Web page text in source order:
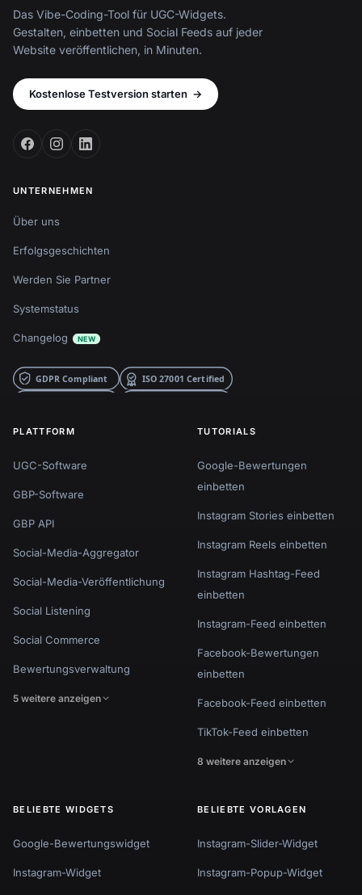
Das Vibe-Coding-Tool für UGC-Widgets.
Gestalten, einbetten und Social Feeds auf jeder
Website veröffentlichen, in Minuten.
Kostenlose Testversion starten →
UNTERNEHMEN
Über uns
Erfolgsgeschichten
Werden Sie Partner
Systemstatus
Changelog NEW
PLATTFORM
UGC-Software
GBP-Software
GBP API
Social-Media-Aggregator
Social-Media-Veröffentlichung
Social Listening
Social Commerce
Bewertungsverwaltung
5 weitere anzeigen
TUTORIALS
Google-Bewertungen
einbetten
Instagram Stories einbetten
Instagram Reels einbetten
Instagram Hashtag-Feed
einbetten
Instagram-Feed einbetten
Facebook-Bewertungen
einbetten
Facebook-Feed einbetten
TikTok-Feed einbetten
8 weitere anzeigen
BELIEBTE WIDGETS
Google-Bewertungswidget
Instagram-Widget
BELIEBTE VORLAGEN
Instagram-Slider-Widget
Instagram-Popup-Widget